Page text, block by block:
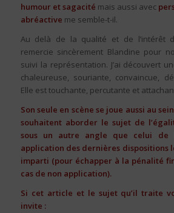
humour et sagacité mais aussi avec
abréactive me semble-t-il.
Au delà de la qualité et de l’intérêt
remercie sincèrement Blandine pour
suivi la représentation. J’ai découvert
chaleureuse, souriante, convaincue,
Elle est touchante, percutante et
Son seule en scène se joue aussi au
souhaitent aborder le sujet de
sous un autre angle que celui de
application des dernières dispositions
imparti (pour échapper à la pénalité
cas de non application).
Si cet article et le sujet qu’il traite
invite :